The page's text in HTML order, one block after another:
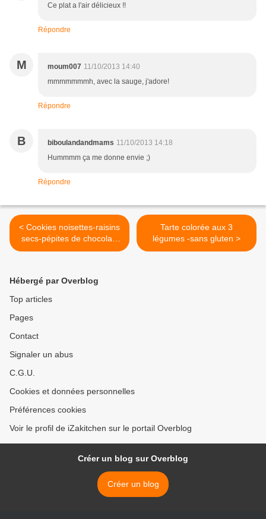
Ce plat a l'air délicieux !!
Répondre
M moum007 11/10/2013 14:40
mmmmmmmh, avec la sauge, j'adore!
Répondre
B biboulandandmams 11/10/2013 14:18
Hummmm ça me donne envie ;)
Répondre
< Cookies noisettes-raisins
secs-pépites de chocolat-
sans gluten et sans lactose
Tarte colorée aux 3
légumes -sans gluten >
Hébergé par Overblog
Top articles
Pages
Contact
Signaler un abus
C.G.U.
Cookies et données personnelles
Préférences cookies
Voir le profil de iZakitchen sur le portail Overblog
Créer un blog sur Overblog
Créer un blog